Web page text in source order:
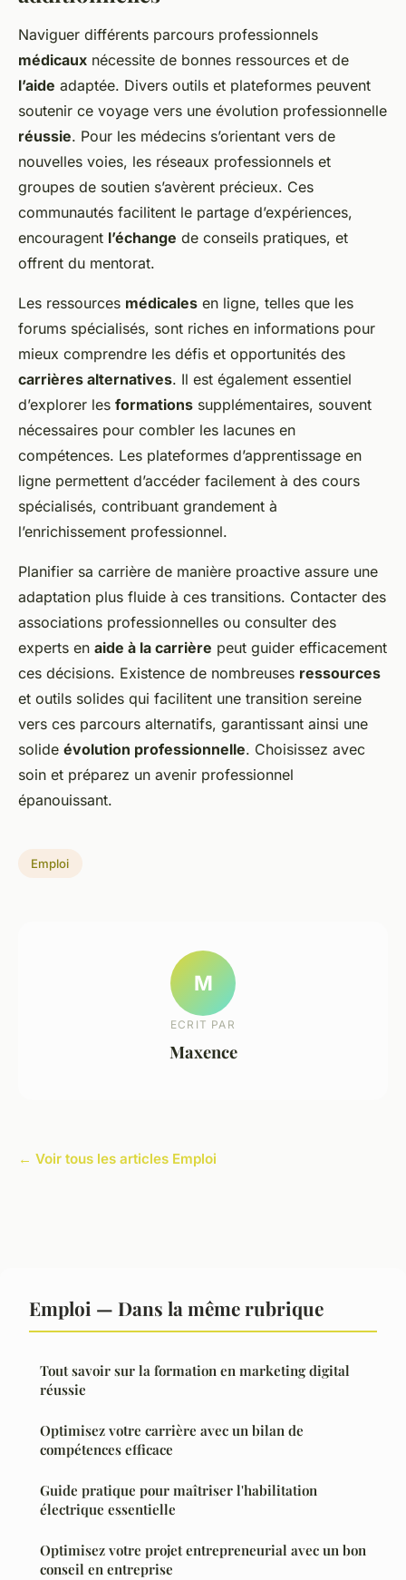
Naviguer différents parcours professionnels
médicaux nécessite de bonnes ressources et de
l’aide adaptée. Divers outils et plateformes peuvent
soutenir ce voyage vers une évolution professionnelle
réussie. Pour les médecins s’orientant vers de
nouvelles voies, les réseaux professionnels et
groupes de soutien s’avèrent précieux. Ces
communautés facilitent le partage d’expériences,
encouragent l’échange de conseils pratiques, et
offrent du mentorat.
Les ressources médicales en ligne, telles que les
forums spécialisés, sont riches en informations pour
mieux comprendre les défis et opportunités des
carrières alternatives. Il est également essentiel
d’explorer les formations supplémentaires, souvent
nécessaires pour combler les lacunes en
compétences. Les plateformes d’apprentissage en
ligne permettent d’accéder facilement à des cours
spécialisés, contribuant grandement à
l’enrichissement professionnel.
Planifier sa carrière de manière proactive assure une
adaptation plus fluide à ces transitions. Contacter des
associations professionnelles ou consulter des
experts en aide à la carrière peut guider efficacement
ces décisions. Existence de nombreuses ressources
et outils solides qui facilitent une transition sereine
vers ces parcours alternatifs, garantissant ainsi une
solide évolution professionnelle. Choisissez avec
soin et préparez un avenir professionnel
épanouissant.
Emploi
M
ECRIT PAR
Maxence
← Voir tous les articles Emploi
Emploi — Dans la même rubrique
Tout savoir sur la formation en marketing digital
réussie
Optimisez votre carrière avec un bilan de
compétences efficace
Guide pratique pour maîtriser l'habilitation
électrique essentielle
Optimisez votre projet entrepreneurial avec un bon
conseil en entreprise